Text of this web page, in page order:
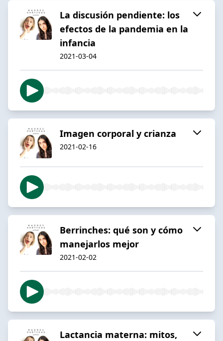
La discusión pendiente: los
efectos de la pandemia en la
infancia
2021-03-04
Imagen corporal y crianza
2021-02-16
Berrinches: qué son y cómo
manejarlos mejor
2021-02-02
Lactancia materna: mitos,